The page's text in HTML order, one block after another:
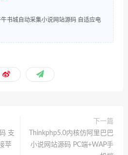
书城自动采集小说网站源码 自适应电
支
苹
下一篇
Thinkphp5.0内核仿阿里巴巴
小说网站源码 PC端+WAP手